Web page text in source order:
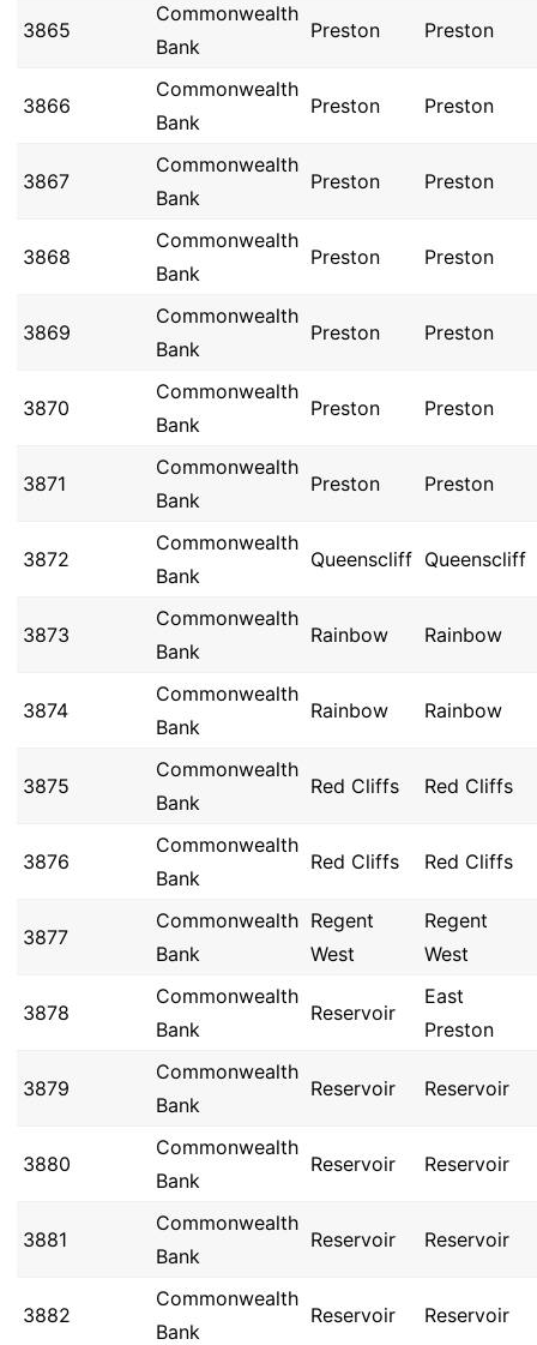
3865
Commonwealth
Bank
Preston Preston
3866
Commonwealth
Bank
Preston Preston
3867
Commonwealth
Bank
Preston Preston
3868
Commonwealth
Bank
Preston Preston
3869
Commonwealth
Bank
Preston Preston
3870
Commonwealth
Bank
Preston Preston
3871
Commonwealth
Bank
Preston Preston
3872
Commonwealth
Bank
Queenscliff Queenscliff
3873
Commonwealth
Bank
Rainbow Rainbow
3874
Commonwealth
Bank
Rainbow Rainbow
3875
Commonwealth
Bank
Red Cliffs Red Cliffs
3876
Commonwealth
Bank
Red Cliffs Red Cliffs
3877
Commonwealth
Bank
Regent
West
Regent
West
3878
Commonwealth
Bank
Reservoir
East
Preston
3879
Commonwealth
Bank
Reservoir Reservoir
3880
Commonwealth
Bank
Reservoir Reservoir
3881
Commonwealth
Bank
Reservoir Reservoir
3882
Commonwealth
Bank
Reservoir Reservoir